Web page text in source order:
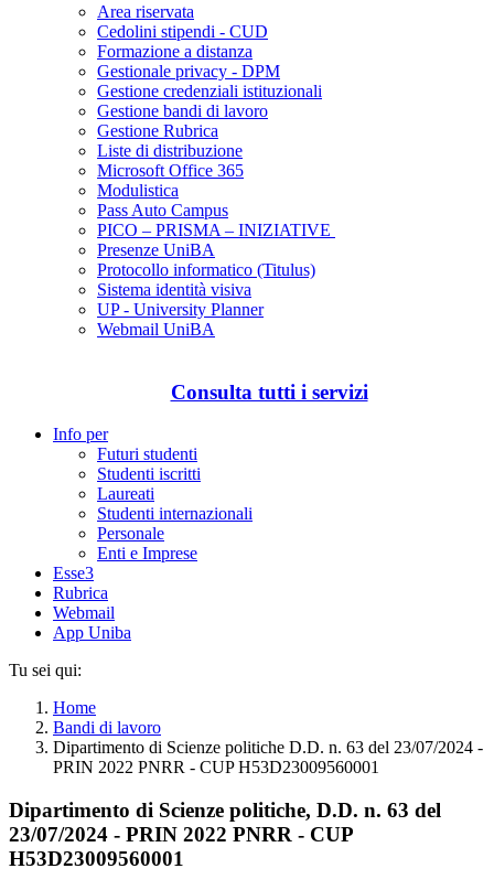
Area riservata
Cedolini stipendi - CUD
Formazione a distanza
Gestionale privacy - DPM
Gestione credenziali istituzionali
Gestione bandi di lavoro
Gestione Rubrica
Liste di distribuzione
Microsoft Office 365
Modulistica
Pass Auto Campus
PICO – PRISMA – INIZIATIVE
Presenze UniBA
Protocollo informatico (Titulus)
Sistema identità visiva
UP - University Planner
Webmail UniBA
Consulta tutti i servizi
Info per
Futuri studenti
Studenti iscritti
Laureati
Studenti internazionali
Personale
Enti e Imprese
Esse3
Rubrica
Webmail
App Uniba
Tu sei qui:
Home
Bandi di lavoro
Dipartimento di Scienze politiche D.D. n. 63 del 23/07/2024 -
PRIN 2022 PNRR - CUP H53D23009560001
Dipartimento di Scienze politiche, D.D. n. 63 del
23/07/2024 - PRIN 2022 PNRR - CUP
H53D23009560001